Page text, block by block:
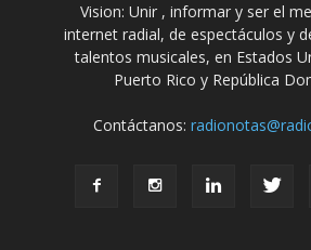
Vision: Unir , informar y ser el
internet radial, de espectáculos y
talentos musicales, en Estados
Puerto Rico y República
Contáctanos: